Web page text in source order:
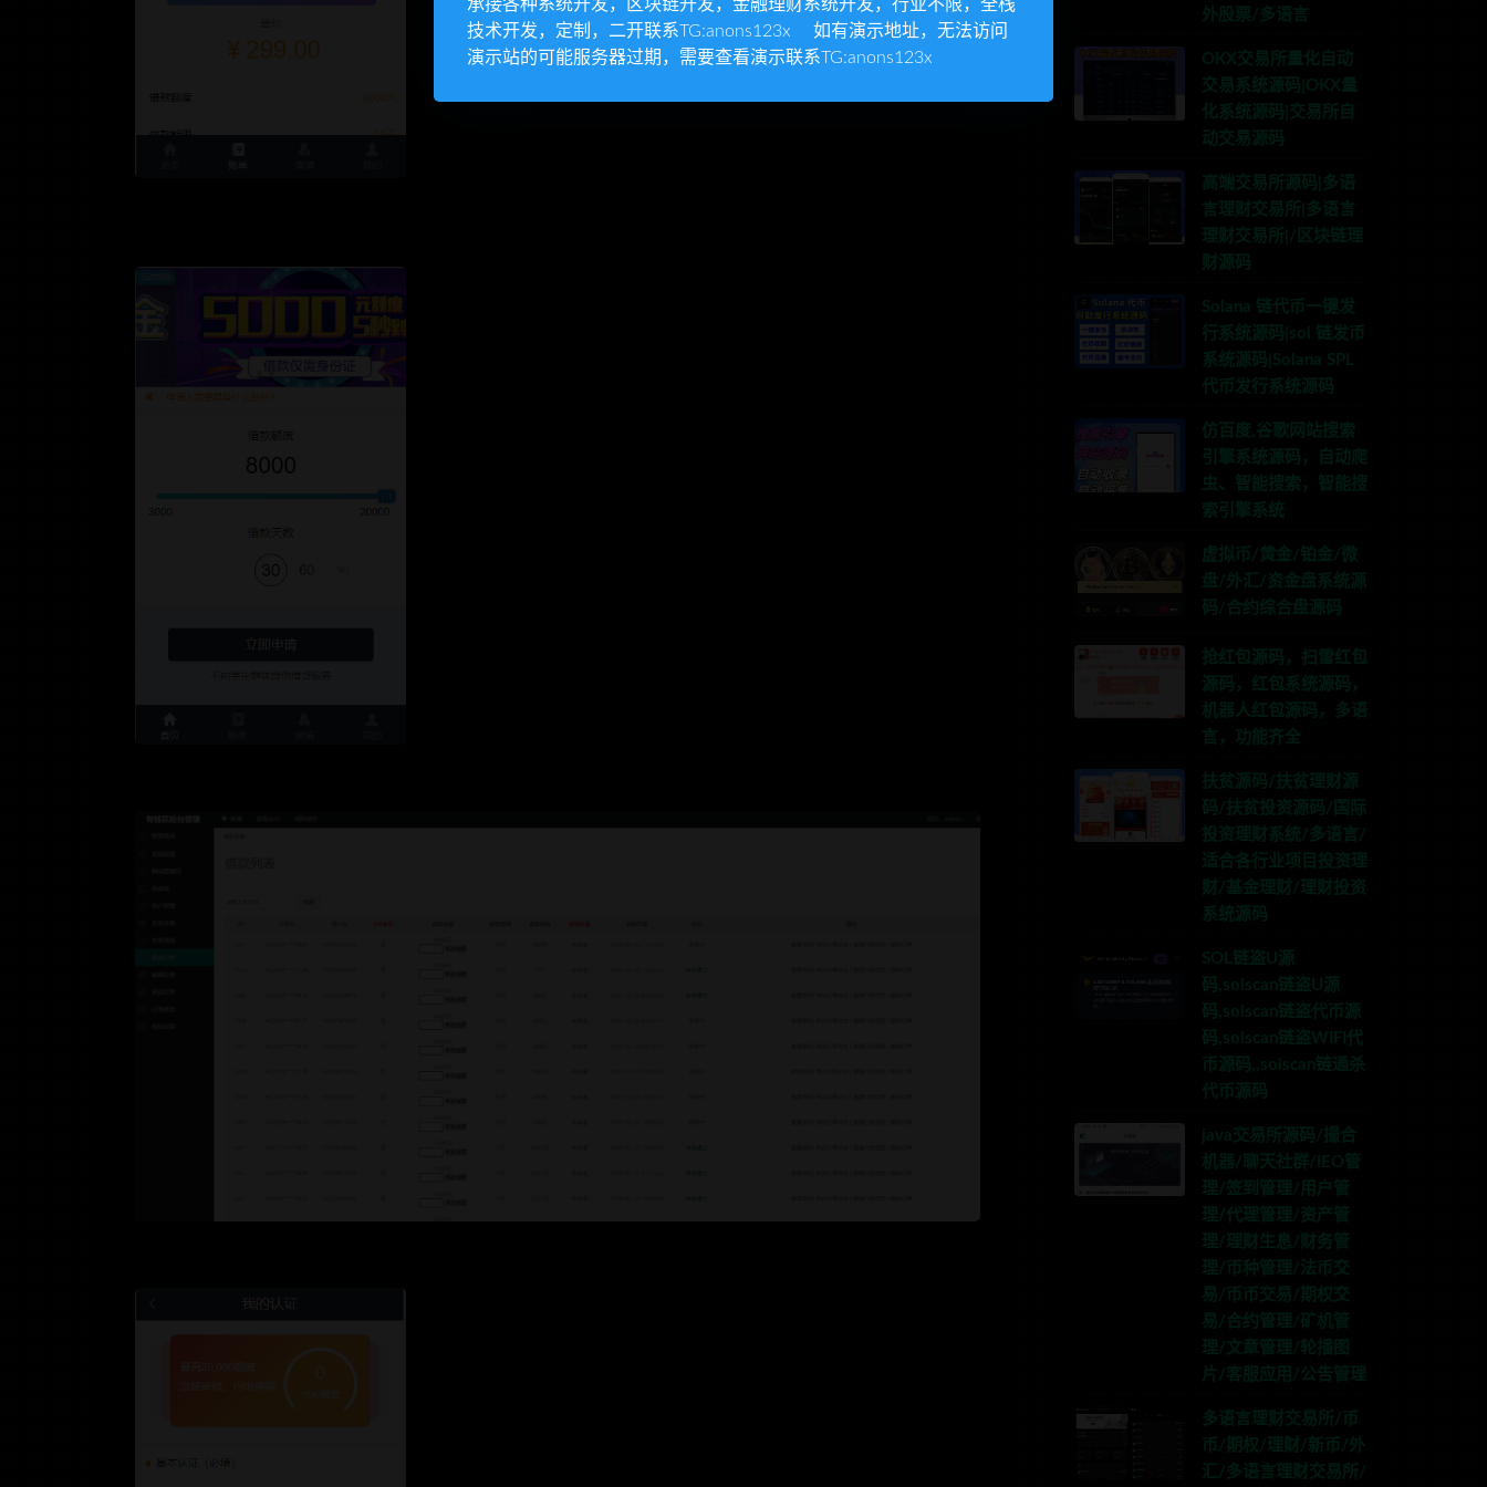
外股票/多语言
OKX交易所量化自动
交易系统源码|OKX量
化系统源码|交易所自
动交易源码
高端交易所源码|多语
言理财交易所|多语言
理财交易所|/区块链理
财源码
Solana 链代币一键发
行系统源码|sol 链发币
系统源码|Solana SPL
代币发行系统源码
仿百度,谷歌网站搜索
引擎系统源码，自动爬
虫、智能搜索，智能搜
索引擎系统
虚拟币/黄金/铂金/微
盘/外汇/资金盘系统源
码/合约综合盘源码
抢红包源码，扫雷红包
源码，红包系统源码，
机器人红包源码，多语
言，功能齐全
扶贫源码/扶贫理财源
码/扶贫投资源码/国际
投资理财系统/多语言/
适合各行业项目投资理
财/基金理财/理财投资
系统源码
SOL链盗U源
码,solscan链盗U源
码,solscan链盗代币源
码,solscan链盗WIFI代
币源码,,solscan链通杀
代币源码
java交易所源码/撮合
机器/聊天社群/IEO管
理/签到管理/用户管
理/代理管理/资产管
理/理财生息/财务管
理/币种管理/法币交
易/币币交易/期权交
易/合约管理/矿机管
理/文章管理/轮播图
片/客服应用/公告管理
多语言理财交易所/币
币/期权/理财/新币/外
汇/多语言理财交易所/
承接各种系统开发，区块链开发，金融理财系统开发，行业不限，全栈
技术开发，定制，二开联系TG:anons123x 如有演示地址，无法访问
演示站的可能服务器过期，需要查看演示联系TG:anons123x